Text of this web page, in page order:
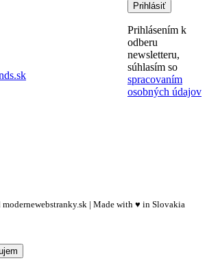
Prihlásiť
Prihlásením k
odberu
newsletteru,
súhlasím so
spracovaním
osobných údajov
modernewebstranky.sk | Made with ♥ in Slovakia